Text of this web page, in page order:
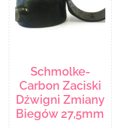
Schmolke-
Carbon Zaciski
Dźwigni Zmiany
Biegów 27,5mm